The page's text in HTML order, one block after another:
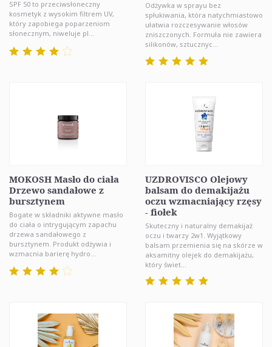
SPF 50 to przeciwsłoneczny
kosmetyk z wysokim filtrem UV,
który zapobiega poparzeniom
słonecznym, niweluje pl...
Odżywka w sprayu bez
spłukiwania, która natychmiastowo
ułatwia rozczesywanie włosów
zniszczonych. Formuła nie zawiera
silikonów, sztucznyc...
MOKOSH Masło do ciała
Drzewo sandałowe z
bursztynem
Bogate w składniki aktywne masło
do ciała o intrygującym zapachu
drzewa sandałowego z
bursztynem. Produkt odżywia i
wzmacnia barierę hydro...
UZDROVISCO Olejowy
balsam do demakijażu
oczu wzmacniający rzęsy
- fiołek
Skuteczny i naturalny demakijaż
oczu i twarzy 2w1. Wyjątkowy
balsam przemienia się na skórze w
aksamitny olejek do demakijażu,
który świet...